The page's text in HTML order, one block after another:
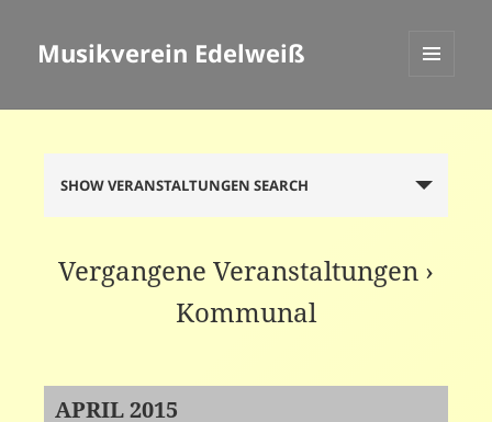
Musikverein Edelweiß
Suche
und
Navigation
SHOW VERANSTALTUNGEN SEARCH
Vergangene Veranstaltungen ›
Kommunal
APRIL 2015